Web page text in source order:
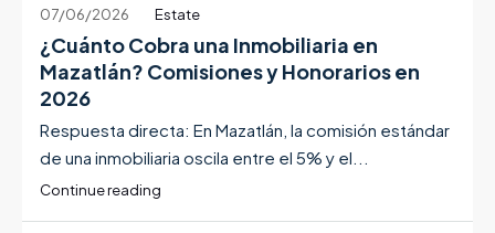
07/06/2026
Estate
¿Cuánto Cobra una Inmobiliaria en
Mazatlán? Comisiones y Honorarios en
2026
Respuesta directa: En Mazatlán, la comisión estándar
de una inmobiliaria oscila entre el 5% y el...
Continue reading